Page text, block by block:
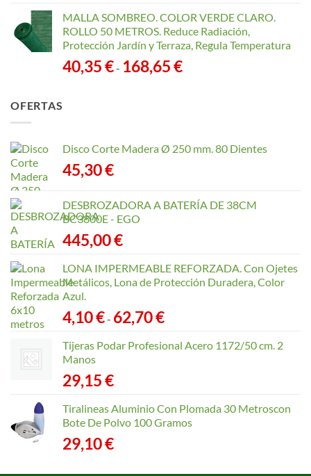
MALLA SOMBREO. COLOR VERDE CLARO.
ROLLO 50 METROS. Reduce Radiación,
Protección Jardín y Terraza, Regula Temperatura
40,35€- 168,65€Rango
168,65 €
OFERTAS
Disco Corte Madera Ø 250 mm. 80 Dientes
45,30€
DESBROZADORA A BATERÍA DE 38CM
BC3800E - EGO
445,00€
LONA IMPERMEABLE REFORZADA. Con Ojetes
Metálicos, Lona de Protección Duradera, Color
Azul.
4,10€- 62,70€Rango
precios:
Tijeras Podar Profesional Acero 1172/50 cm. 2
Manos
29,15€
Tiralineas Aluminio Con Plomada 30 Metroscon
Bote De Polvo 100 Gramos
29,10€